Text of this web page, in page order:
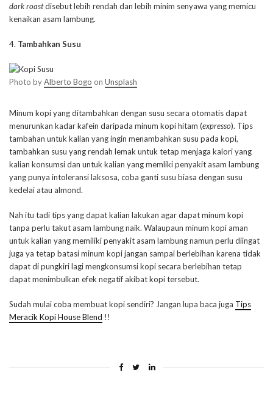
dark roastdisebut lebih rendah dan lebih minim senyawa yang memicu
kenaikan asam lambung.
4. Tambahkan Susu
Photo byAlberto Bogo on Unsplash
Minum kopi yang ditambahkan dengan susu secara otomatis dapat
menurunkan kadar kafein daripada minum kopi hitam (expresso). Tips
tambahan untuk kalian yang ingin menambahkan susu pada kopi,
tambahkan susu yang rendah lemak untuk tetap menjaga kalori yang
kalian konsumsi dan untuk kalian yang memliki penyakit asam lambung
yang punya intoleransi laksosa, coba ganti susu biasa dengan susu
kedelai atau almond.
Nah itu tadi tips yang dapat kalian lakukan agar dapat minum kopi
tanpa perlu takut asam lambung naik. Walaupaun minum kopi aman
untuk kalian yang memiliki penyakit asam lambung namun perlu diingat
juga ya tetap batasi minum kopi jangan sampai berlebihan karena tidak
dapat di pungkiri lagi mengkonsumsi kopi secara berlebihan tetap
dapat menimbulkan efek negatif akibat kopi tersebut.
Sudah mulai coba membuat kopi sendiri? Jangan lupa baca juga Tips
Meracik Kopi House Blend !!